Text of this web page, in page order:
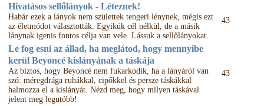
Hivatásos sellőlányok - Léteznek!
Habár ezek a lányok nem születtek tengeri lénynek, mégis ezt
az életmódot választották. Egyikük cél nélkül, de a másik
lánynak igenis fontos célja van vele. Lássuk a sellőlányokat.
43
Le fog esni az állad, ha meglátod, hogy mennyibe
kerül Beyoncé kislányának a táskája
Az biztos, hogy Beyoncé nem fukarkodik, ha a lányáról van
szó: méregdrága ruhákkal, cipőkkel és persze táskákkal
halmozza el a kislányát. Nézd meg, hogy milyen táskával
jelent meg legutóbb!
43